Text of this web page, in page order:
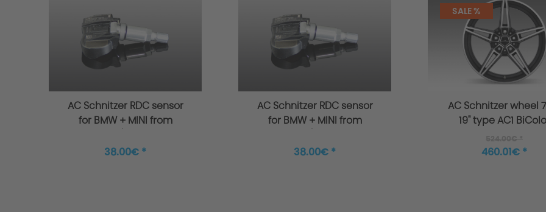
AC Schnitzer RDC sensor
for BMW + MINI from
38.00€ *
AC Schnitzer RDC sensor
for BMW + MINI from
38.00€ *
SALE %
AC Schnitzer wheel
19" type AC1
Countryman
460.01€ *